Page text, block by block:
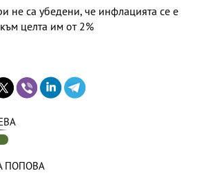
не са убедени, че инфлацията се е
целта им от 2%
ПОПОВА